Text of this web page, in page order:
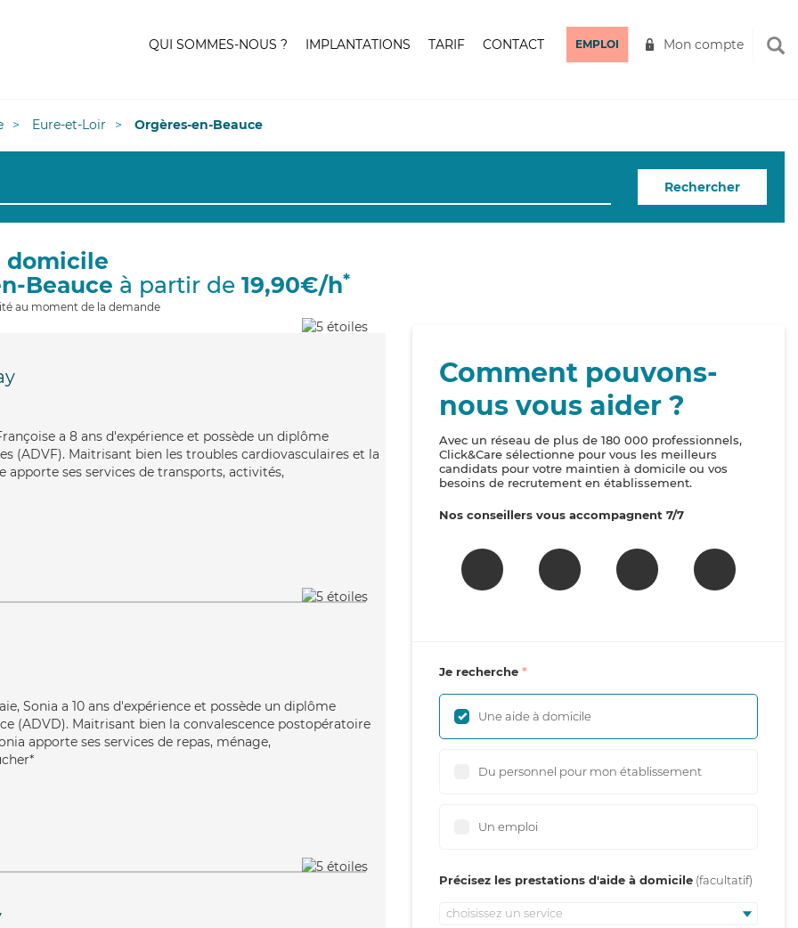
QUI SOMMES-NOUS ? IMPLANTATIONS TARIF CONTACT EMPLOI Mon compte
Eure-et-Loir Orgères-en-Beauce
Rechercher
domicile
Beauce à partir de 19,90€/h*
au moment de la demande
a 8 ans d'expérience et possède un diplôme
(ADVF). Maitrisant bien les troubles cardiovasculaires et la
apporte ses services de transports, activités,
Sonia a 10 ans d'expérience et possède un diplôme
(ADVD). Maitrisant bien la convalescence postopératoire
apporte ses services de repas, ménage,
Comment pouvons-
nous vous aider ?
Avec un réseau de plus de 180 000 professionnels,
Click&Care sélectionne pour vous les meilleurs
candidats pour votre maintien à domicile ou vos
besoins de recrutement en établissement.
Nos conseillers vous accompagnent 7/7
Je recherche
Une aide à domicile
Du personnel pour mon établissement
Un emploi
Précisez les prestations d'aide à domicile
choisissez un service